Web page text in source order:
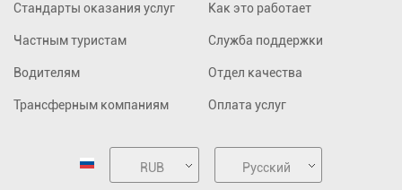
Стандарты оказания услуг
Частным туристам
Водителям
Трансферным компаниям
Как это работает
Служба поддержки
Отдел качества
Оплата услуг
RUB Русский